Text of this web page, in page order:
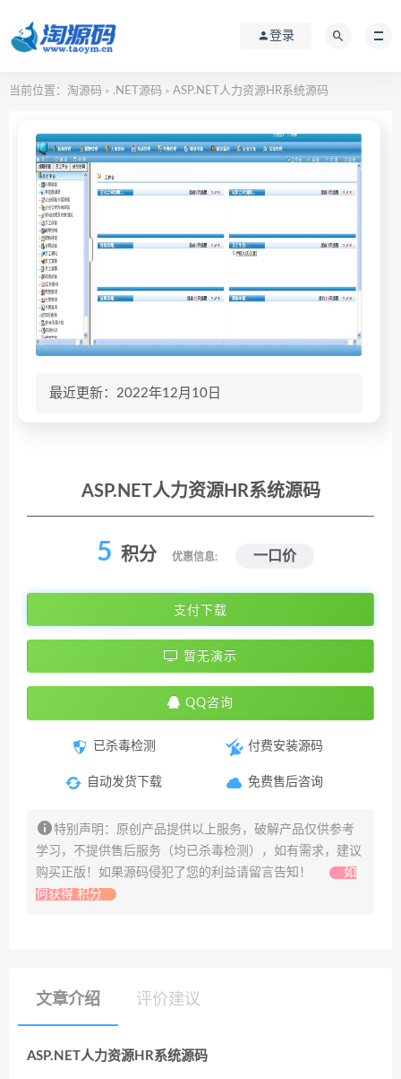
登录
当前位置： 淘源码 > .NET源码 > ASP.NET人力资源HR系统源码
最近更新：2022年12月10日
ASP.NET人力资源HR系统源码
5 积分 优惠信息: 一口价
支付下载
暂无演示
QQ咨询
已杀毒检测
自动发货下载
付费安装源码
免费售后咨询
特别声明：原创产品提供以上服务，破解产品仅供参考
学习，不提供售后服务（均已杀毒检测），如有需求，建议
购买正版！如果源码侵犯了您的利益请留言告知！
如
何获得 积分
文章介绍 评价建议
ASP.NET人力资源HR系统源码